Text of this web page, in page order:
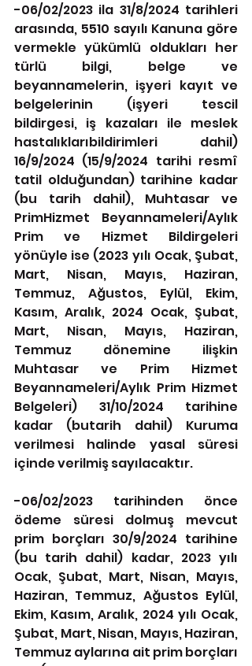
-06/02/2023 ila 31/8/2024 tarihleri
arasında, 5510 sayılı Kanuna göre
vermekle yükümlü oldukları her
türlü bilgi, belge ve
beyannamelerin, işyeri kayıt ve
belgelerinin (işyeri tescil
bildirgesi, iş kazaları ile meslek
hastalıklarıbildirimleri dahil)
16/9/2024 (15/9/2024 tarihi resmî
tatil olduğundan) tarihine kadar
(bu tarih dahil), Muhtasar ve
PrimHizmet Beyannameleri/Aylık
Prim ve Hizmet Bildirgeleri
yönüyle ise (2023 yılı Ocak, Şubat,
Mart, Nisan, Mayıs, Haziran,
Temmuz, Ağustos, Eylül, Ekim,
Kasım, Aralık, 2024 Ocak, Şubat,
Mart, Nisan, Mayıs, Haziran,
Temmuz dönemine ilişkin
Muhtasar ve Prim Hizmet
Beyannameleri/Aylık Prim Hizmet
Belgeleri) 31/10/2024 tarihine
kadar (butarih dahil) Kuruma
verilmesi halinde yasal süresi
içinde verilmiş sayılacaktır.
-06/02/2023 tarihinden önce
ödeme süresi dolmuş mevcut
prim borçları 30/9/2024 tarihine
(bu tarih dahil) kadar, 2023 yılı
Ocak, Şubat, Mart, Nisan, Mayıs,
Haziran, Temmuz, Ağustos Eylül,
Ekim, Kasım, Aralık, 2024 yılı Ocak,
Şubat, Mart, Nisan, Mayıs, Haziran,
Temmuz aylarına ait prim borçları